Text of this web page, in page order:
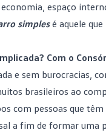
espaço
simplesé aquele
Com o
e sem burocracias,
brasileiros ao
com pessoas que
a fim de formar uma